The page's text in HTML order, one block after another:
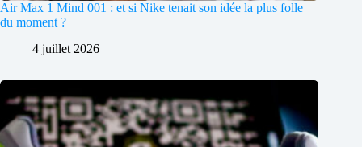
Air Max 1 Mind 001 : et si Nike tenait son idée la plus folle
du moment ?
4 juillet 2026